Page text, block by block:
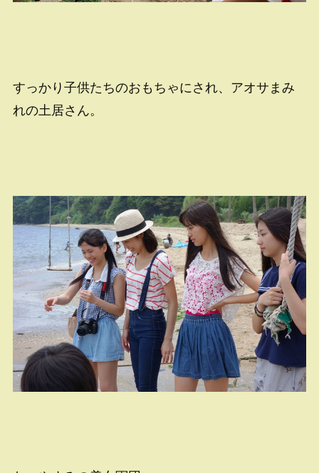
すっかり子供たちのおもちゃにされ、アオサまみ
れの土居さん。